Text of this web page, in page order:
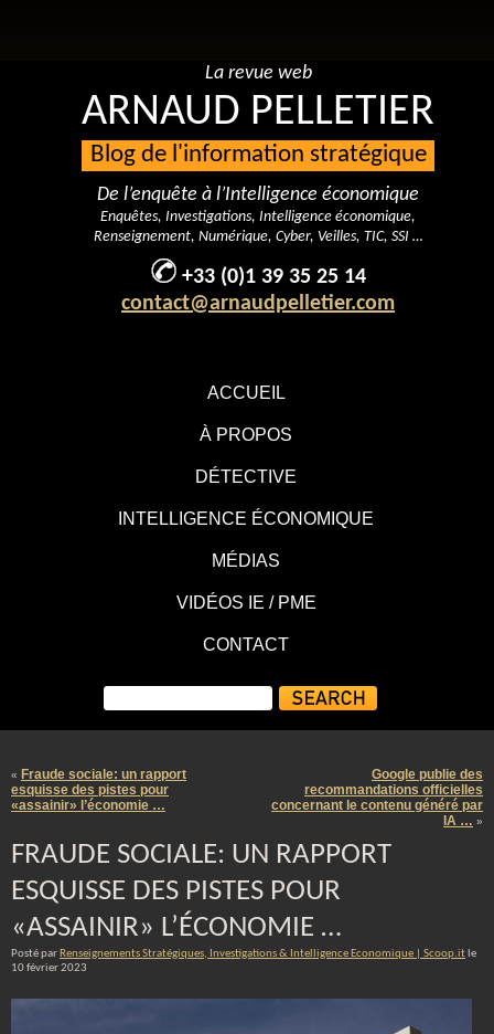
ACCUEIL
À PROPOS
DÉTECTIVE
INTELLIGENCE ÉCONOMIQUE
MÉDIAS
VIDÉOS IE / PME
CONTACT
La revue web
ARNAUD PELLETIER
Blog de l'information stratégique
De l’enquête à l’Intelligence économique
Enquêtes, Investigations, Intelligence économique,
Renseignement, Numérique, Cyber, Veilles, TIC, SSI …
+33 (0)1 39 35 25 14
contact@arnaudpelletier.com
« Fraude sociale: un rapport
esquisse des pistes pour
«assainir» l’économie …
Google publie des
recommandations officielles
concernant le contenu généré par
IA … »
FRAUDE SOCIALE: UN RAPPORT
ESQUISSE DES PISTES POUR
«ASSAINIR» L’ÉCONOMIE …
Posté par Renseignements Stratégiques, Investigations & Intelligence Economique | Scoop.it le
10 février 2023